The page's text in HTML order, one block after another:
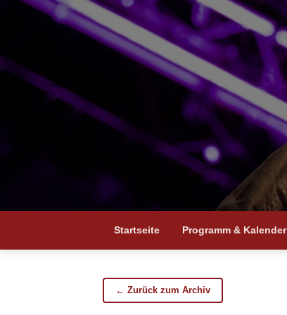
Startseite Programm & Kalender
← Zurück zum Archiv